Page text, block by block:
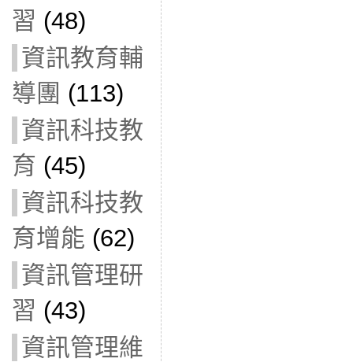
習 (48)
資訊教育輔
導團 (113)
資訊科技教
育 (45)
資訊科技教
育增能 (62)
資訊管理研
習 (43)
資訊管理維